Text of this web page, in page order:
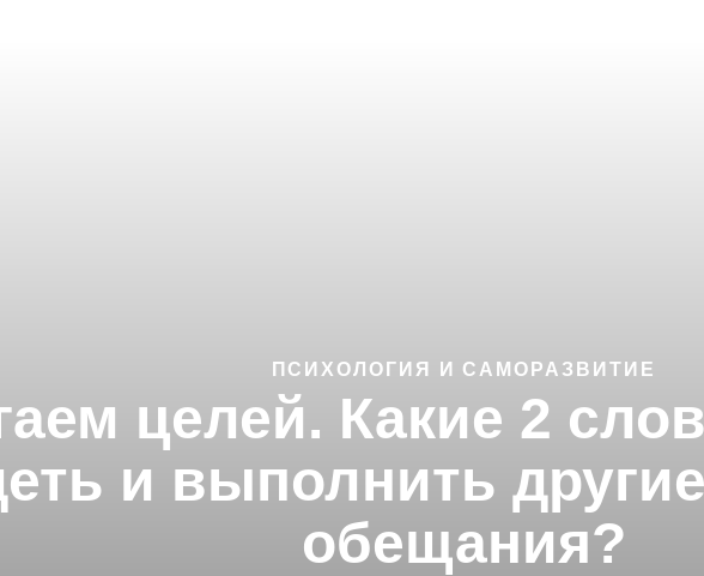
ПСИХОЛОГИЯ И САМОРАЗВИТИЕ
целей. Какие 2
и выполнить
обещания?